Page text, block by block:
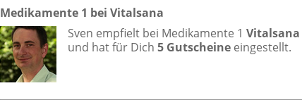
Medikamente 1 bei Vitalsana
Sven empfielt bei Medikamente 1 Vitalsana
und hat für Dich 5 Gutscheineeingestellt.